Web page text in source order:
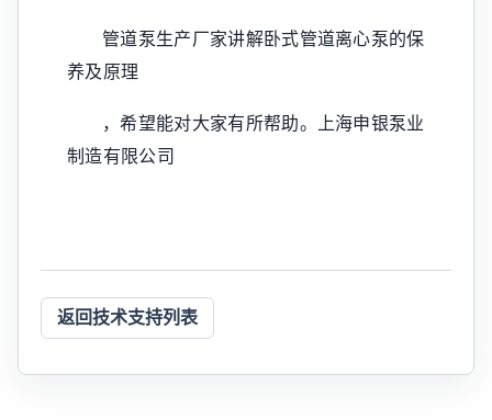
管道泵生产厂家讲解卧式管道离心泵的保
养及原理
，希望能对大家有所帮助。上海申银泵业
制造有限公司
返回技术支持列表